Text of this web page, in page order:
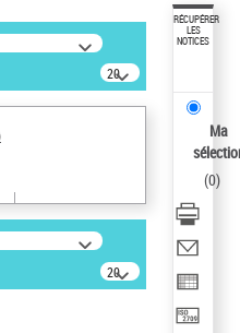
20
résultats/page
20
résultats/page
RÉCUPÉRER
LES
NOTICES
Ma
(0)